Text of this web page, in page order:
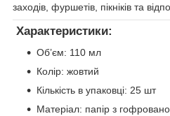
заходів, фуршетів, пікніків та
Характеристики:
Об’єм: 110 мл
Колір: жовтий
Кількість в упаковці: 25 шт
Матеріал: папір з